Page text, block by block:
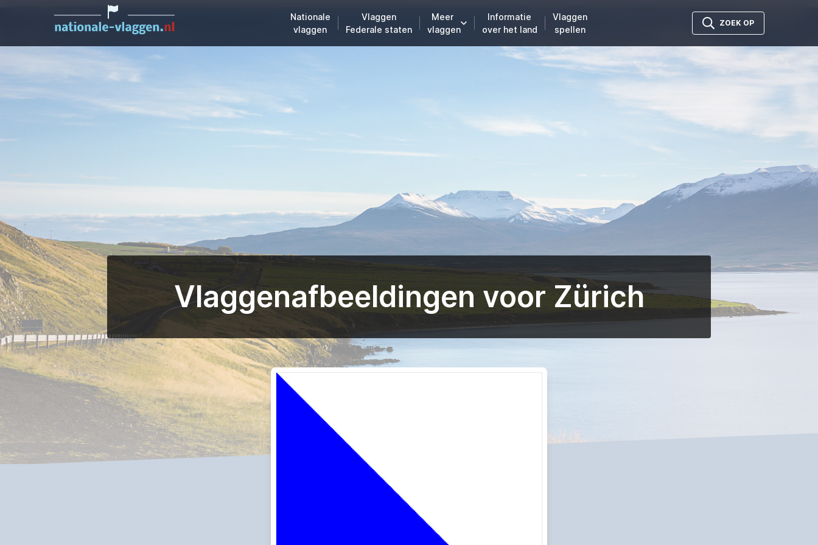
Nationale
vlaggen
Vlaggen
Federale staten
Meer
vlaggen
Informatie
over het land
Vlaggen
spellen
ZOEK OP
Vlaggenafbeeldingen voor Zürich